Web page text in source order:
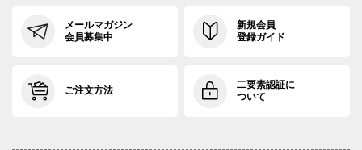
メールマガジン
会員募集中
新規会員
登録ガイド
ご注文方法
二要素認証に
ついて